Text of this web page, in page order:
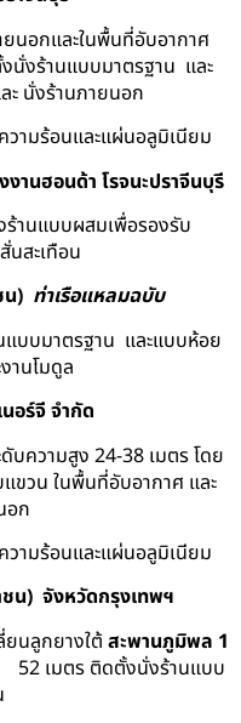
นอกและในพื้นที่อับอากาศ
นั่งร้านแบบมาตรฐาน และ
ะ นั่งร้านภายนอก
ามร้อนและแผ่นอลูมิเนียม
งานฮอนด้า โรจนะปราจีนบุรี
านแบบผสมเพื่อรองรับ
นสะเทือน
น) ท่าเรือแหลมฉบับ
บบมาตรฐาน และแบบห้อย
านโมดูล
อร์จี จำกัด
ความสูง 24-38 เมตร โดย
ขวน ในพื้นที่อับอากาศ และ
อก
ามร้อนและแผ่นอลูมิเนียม
น) จังหวัดกรุงเทพฯ
นลูกยางใต้ สะพานภูมิพล 1
52 เมตร ติดตั้งนั่งร้านแบบ